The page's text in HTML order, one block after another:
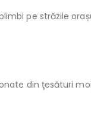
pe străzile
din ţesături